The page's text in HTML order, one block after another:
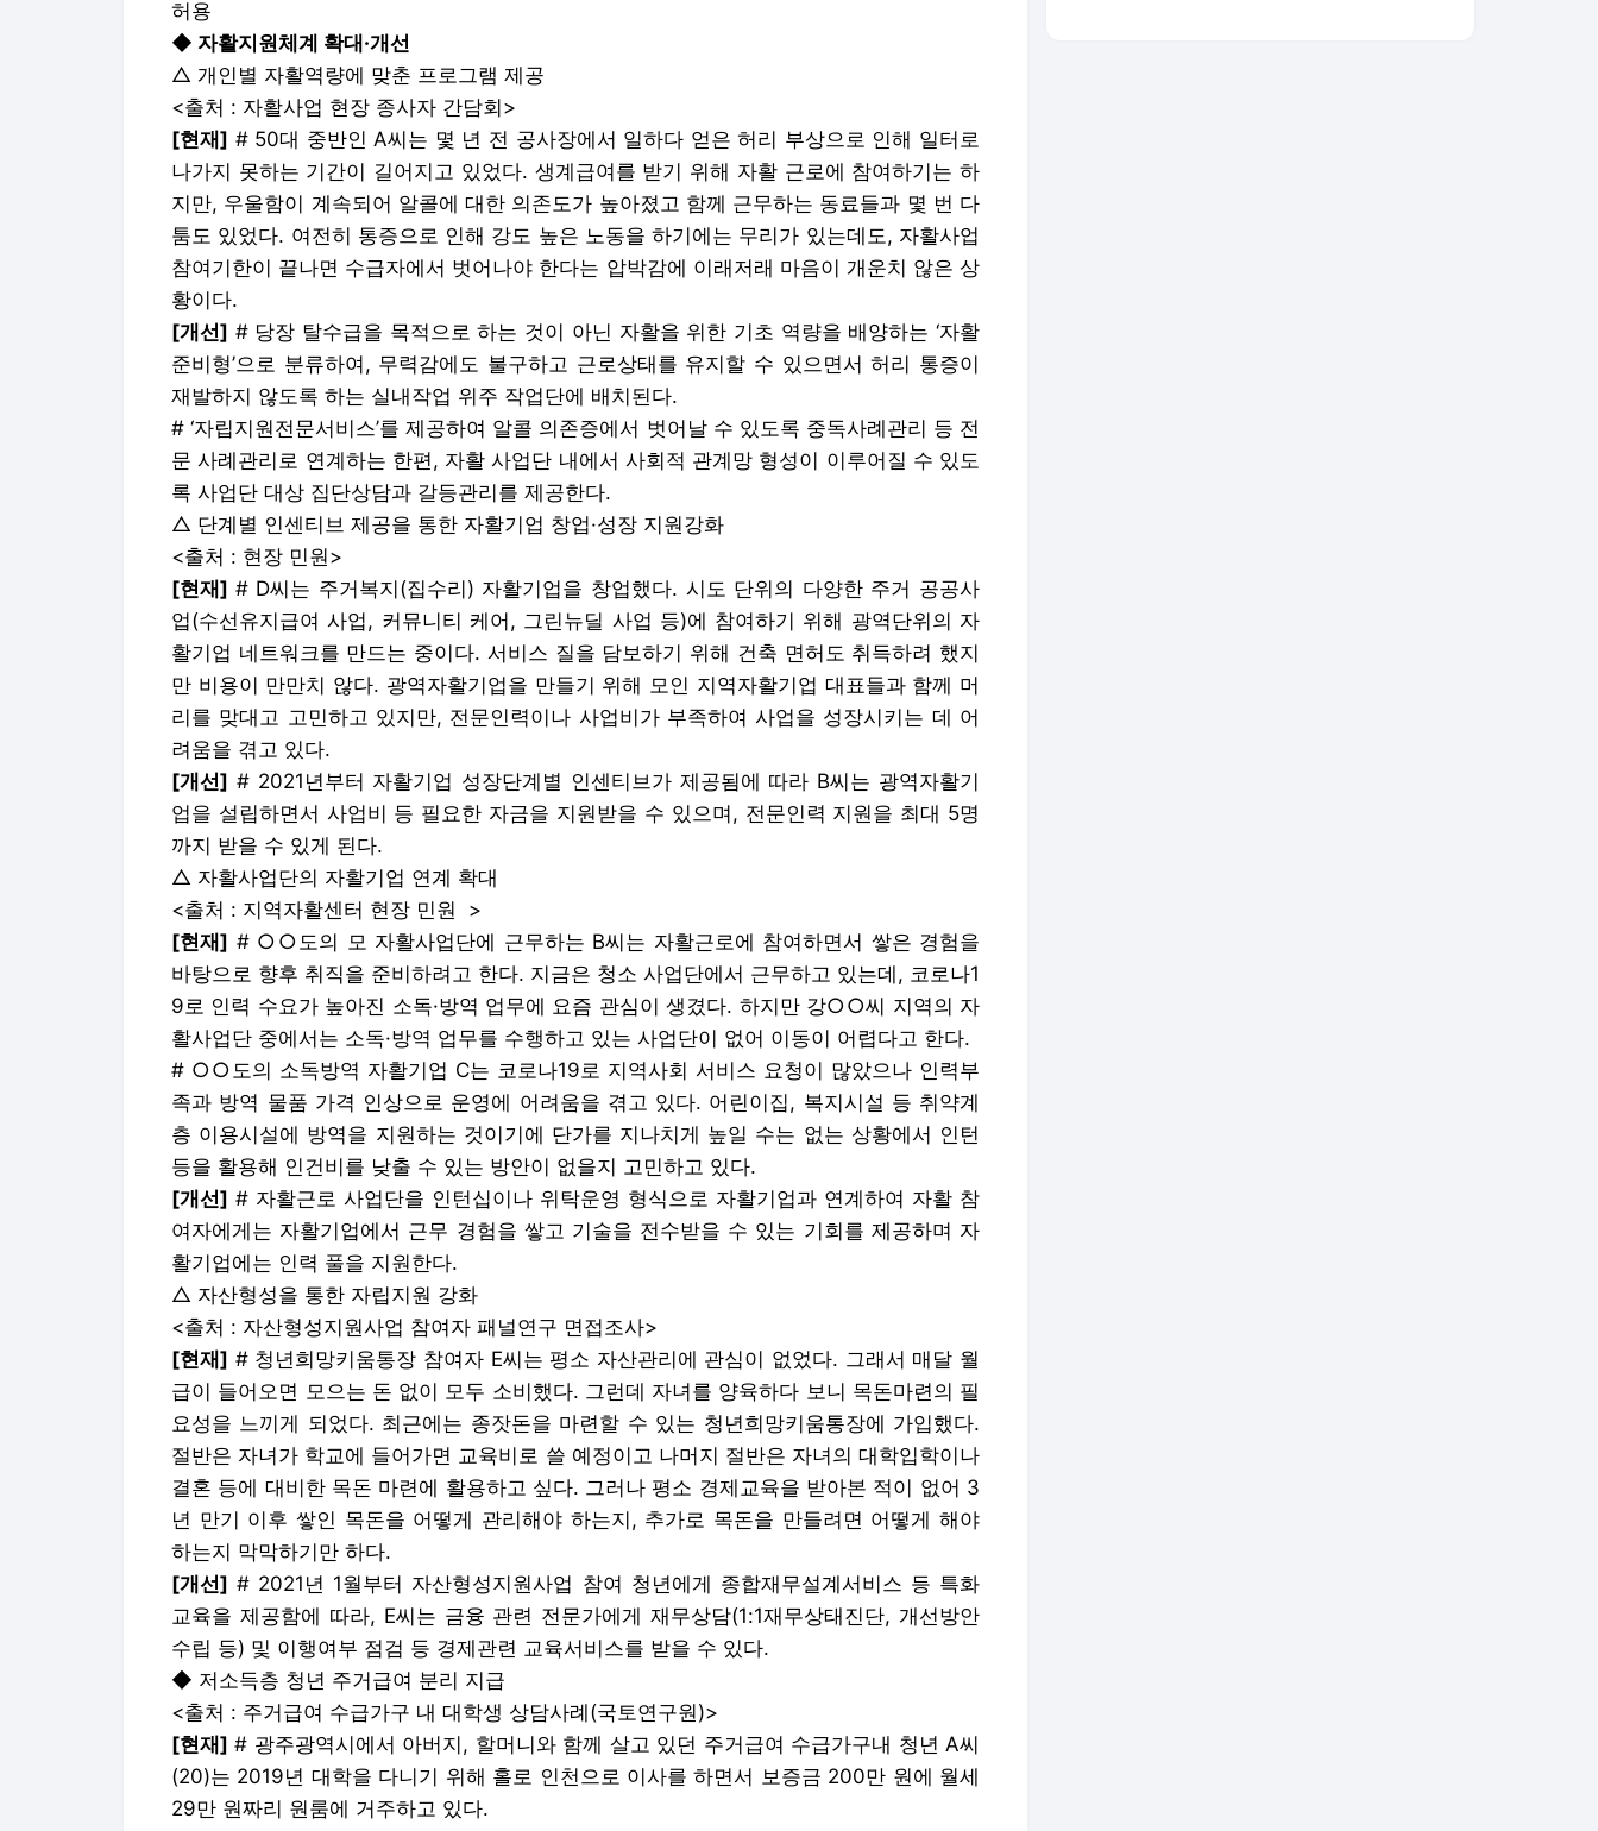
허용
◆ 자활지원체계 확대·개선
△ 개인별 자활역량에 맞춘 프로그램 제공
<출처 : 자활사업 현장 종사자 간담회>
[현재] # 50대 중반인 A씨는 몇 년 전 공사장에서 일하다 얻은 허리 부상으로 인해 일터로
나가지 못하는 기간이 길어지고 있었다. 생계급여를 받기 위해 자활 근로에 참여하기는 하
지만, 우울함이 계속되어 알콜에 대한 의존도가 높아졌고 함께 근무하는 동료들과 몇 번 다
툼도 있었다. 여전히 통증으로 인해 강도 높은 노동을 하기에는 무리가 있는데도, 자활사업
참여기한이 끝나면 수급자에서 벗어나야 한다는 압박감에 이래저래 마음이 개운치 않은 상
황이다.
[개선] # 당장 탈수급을 목적으로 하는 것이 아닌 자활을 위한 기초 역량을 배양하는 ‘자활
준비형’으로 분류하여, 무력감에도 불구하고 근로상태를 유지할 수 있으면서 허리 통증이
재발하지 않도록 하는 실내작업 위주 작업단에 배치된다.
# ‘자립지원전문서비스’를 제공하여 알콜 의존증에서 벗어날 수 있도록 중독사례관리 등 전
문 사례관리로 연계하는 한편, 자활 사업단 내에서 사회적 관계망 형성이 이루어질 수 있도
록 사업단 대상 집단상담과 갈등관리를 제공한다.
△ 단계별 인센티브 제공을 통한 자활기업 창업·성장 지원강화
<출처 : 현장 민원>
[현재] # D씨는 주거복지(집수리) 자활기업을 창업했다. 시도 단위의 다양한 주거 공공사
업(수선유지급여 사업, 커뮤니티 케어, 그린뉴딜 사업 등)에 참여하기 위해 광역단위의 자
활기업 네트워크를 만드는 중이다. 서비스 질을 담보하기 위해 건축 면허도 취득하려 했지
만 비용이 만만치 않다. 광역자활기업을 만들기 위해 모인 지역자활기업 대표들과 함께 머
리를 맞대고 고민하고 있지만, 전문인력이나 사업비가 부족하여 사업을 성장시키는 데 어
려움을 겪고 있다.
[개선] # 2021년부터 자활기업 성장단계별 인센티브가 제공됨에 따라 B씨는 광역자활기
업을 설립하면서 사업비 등 필요한 자금을 지원받을 수 있으며, 전문인력 지원을 최대 5명
까지 받을 수 있게 된다.
△ 자활사업단의 자활기업 연계 확대
<출처 : 지역자활센터 현장 민원 >
[현재] # ○○도의 모 자활사업단에 근무하는 B씨는 자활근로에 참여하면서 쌓은 경험을
바탕으로 향후 취직을 준비하려고 한다. 지금은 청소 사업단에서 근무하고 있는데, 코로나1
9로 인력 수요가 높아진 소독·방역 업무에 요즘 관심이 생겼다. 하지만 강○○씨 지역의 자
활사업단 중에서는 소독·방역 업무를 수행하고 있는 사업단이 없어 이동이 어렵다고 한다.
# ○○도의 소독방역 자활기업 C는 코로나19로 지역사회 서비스 요청이 많았으나 인력부
족과 방역 물품 가격 인상으로 운영에 어려움을 겪고 있다. 어린이집, 복지시설 등 취약계
층 이용시설에 방역을 지원하는 것이기에 단가를 지나치게 높일 수는 없는 상황에서 인턴
등을 활용해 인건비를 낮출 수 있는 방안이 없을지 고민하고 있다.
[개선] # 자활근로 사업단을 인턴십이나 위탁운영 형식으로 자활기업과 연계하여 자활 참
여자에게는 자활기업에서 근무 경험을 쌓고 기술을 전수받을 수 있는 기회를 제공하며 자
활기업에는 인력 풀을 지원한다.
△ 자산형성을 통한 자립지원 강화
<출처 : 자산형성지원사업 참여자 패널연구 면접조사>
[현재] # 청년희망키움통장 참여자 E씨는 평소 자산관리에 관심이 없었다. 그래서 매달 월
급이 들어오면 모으는 돈 없이 모두 소비했다. 그런데 자녀를 양육하다 보니 목돈마련의 필
요성을 느끼게 되었다. 최근에는 종잣돈을 마련할 수 있는 청년희망키움통장에 가입했다.
절반은 자녀가 학교에 들어가면 교육비로 쓸 예정이고 나머지 절반은 자녀의 대학입학이나
결혼 등에 대비한 목돈 마련에 활용하고 싶다. 그러나 평소 경제교육을 받아본 적이 없어 3
년 만기 이후 쌓인 목돈을 어떻게 관리해야 하는지, 추가로 목돈을 만들려면 어떻게 해야
하는지 막막하기만 하다.
[개선] # 2021년 1월부터 자산형성지원사업 참여 청년에게 종합재무설계서비스 등 특화
교육을 제공함에 따라, E씨는 금융 관련 전문가에게 재무상담(1:1재무상태진단, 개선방안
수립 등) 및 이행여부 점검 등 경제관련 교육서비스를 받을 수 있다.
◆ 저소득층 청년 주거급여 분리 지급
<출처 : 주거급여 수급가구 내 대학생 상담사례(국토연구원)>
[현재] # 광주광역시에서 아버지, 할머니와 함께 살고 있던 주거급여 수급가구내 청년 A씨
(20)는 2019년 대학을 다니기 위해 홀로 인천으로 이사를 하면서 보증금 200만 원에 월세
29만 원짜리 원룸에 거주하고 있다.